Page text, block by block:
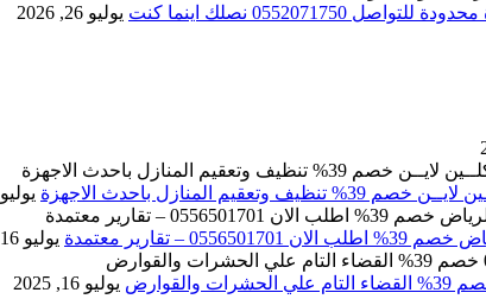
يوليو 26, 2026
يوليو 16, 2025
تقارير معتمدة يوليو 16, 2025
يوليو 16, 2025